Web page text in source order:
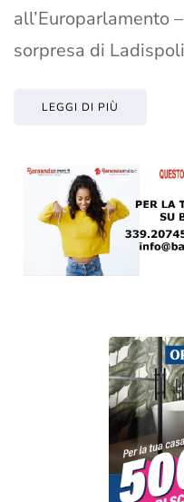
all’Europarlamento
sorpresa di
LEGGI DI PIÙ